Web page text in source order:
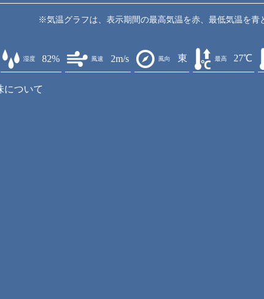
※気温グラフは、表示期間の最高気温を赤、最低気温を青
湿度 82% 風速 2m/s 風向 東 最高 27℃
について